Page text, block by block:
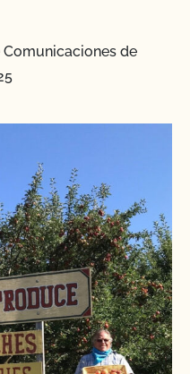
Comunicaciones de